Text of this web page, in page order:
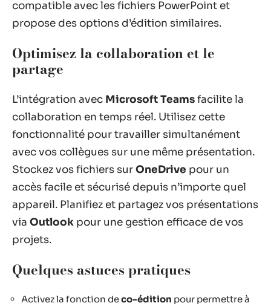
compatible avec les fichiers PowerPoint et
propose des options d’édition similaires.
Optimisez la collaboration et le
partage
L’intégration avec Microsoft Teamsfacilite la
collaboration en temps réel. Utilisez cette
fonctionnalité pour travailler simultanément
avec vos collègues sur une même présentation.
Stockez vos fichiers surOneDrive pour un
accès facile et sécurisé depuis n’importe quel
appareil. Planifiez et partagez vos présentations
via Outlook pour une gestion efficace de vos
projets.
Quelques astuces pratiques
Activez la fonction deco-édition pour permettre à